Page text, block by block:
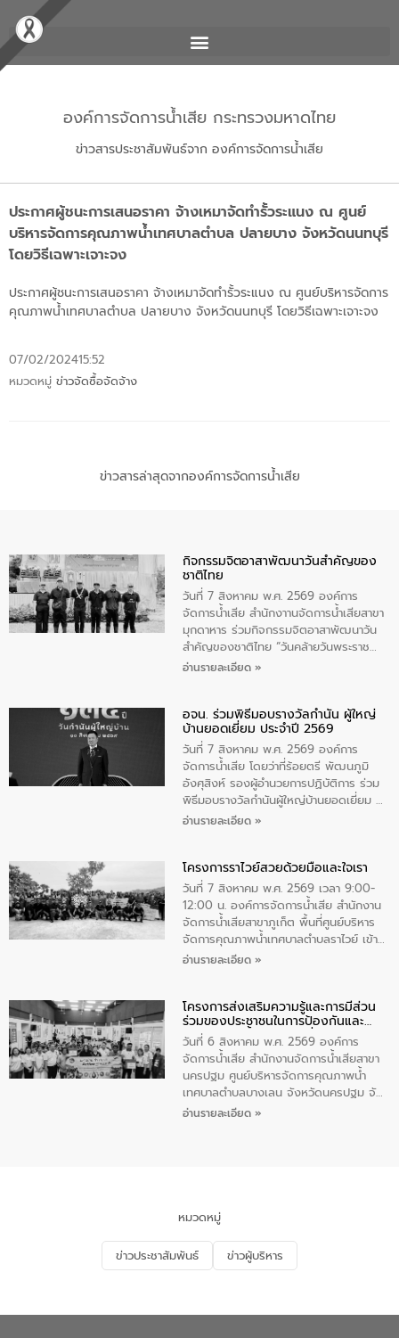
องค์การจัดการน้ำเสีย กระทรวงมหาดไทย
ข่าวสารประชาสัมพันธ์จาก องค์การจัดการน้ำเสีย
ประกาศผู้ชนะการเสนอราคา จ้างเหมาจัดทำรั้วระแนง ณ ศูนย์
บริหารจัดการคุณภาพน้ำเทศบาลตำบล ปลายบาง จังหวัดนนทบุรี
โดยวิธีเฉพาะเจาะจง
ประกาศผู้ชนะการเสนอราคา จ้างเหมาจัดทำรั้วระแนง ณ ศูนย์บริหารจัดการ
คุณภาพน้ำเทศบาลตำบล ปลายบาง จังหวัดนนทบุรี โดยวิธีเฉพาะเจาะจง
07/02/202415:52
หมวดหมู่ ข่าวจัดซื้อจัดจ้าง
ข่าวสารล่าสุดจากองค์การจัดการน้ำเสีย
กิจกรรมจิตอาสาพัฒนาวันสําคัญของ
ชาติไทย
วันที่ 7 สิงหาคม พ.ศ. 2569 องค์การ
จัดการน้ำเสีย สำนักงาานจัดการน้ำเสียสาขา
มุกดาหาร ร่วมกิจกรรมจิตอาสาพัฒนาวัน
สําคัญของชาติไทย “วันคล้ายวันพระราช
สมภพ สมเด็จพระนางเจ้าสิริกิติ์พระบรม
ทิพย์คำ รองผู้ว่าราชการจังหวัดมุกดาหาร
เป็นประธานในพิธี ณ เรือนจําชั่วคราวนาโสก
ตําบลนาโสก อําเภอเมืองมุกดาหาร จังหวัด
มุกดาหาร โดยในกิจกรรมได้ร่วมปลูกป่า และ
ทําความสะอาดภายในบริเวณ จัดกิจกรรม
เพื่อถวายเป็นพระราชกุศล สมเด็จพระนาง
เจ้าสิริกิติ์พระบรมราชินีนาถ พระบรมราช
อ่านรายละเอียด »
อจน. ร่วมพิธีมอบรางวัลกำนัน ผู้ใหญ่
บ้านยอดเยี่ยม ประจำปี 2569
วันที่ 7 สิงหาคม พ.ศ. 2569 องค์การ
จัดการน้ำเสีย โดยว่าที่ร้อยตรี พัฒนภูมิ
อังศุสิงห์ รองผู้อำนวยการปฏิบัติการ ร่วม
พิธีมอบรางวัลกำนันผู้ใหญ่บ้านยอดเยี่ยม ณ
ทำเนียบรัฐบาล โดยมีนายอนุทิน ชาญวีรกูล
ทองคำและประกาศเกียรติคุณให้แก่ กำนัน
ผู้ใหญ่บ้านยอดเยี่ยม พร้อมกล่าวชื่นชม ให้
โอวาท และมอบนโยบาย
อ่านรายละเอียด »
โครงการราไวย์สวยด้วยมือและใจเรา
วันที่ 7 สิงหาคม พ.ศ. 2569 เวลา 9:00-
12:00 น. องค์การจัดการน้ำเสีย สำนักงาน
จัดการน้ำเสียสาขาภูเก็ต พื้นที่ศูนย์บริหาร
จัดการคุณภาพน้ำเทศบาลตำบลราไวย์ เข้า
ร่วมโครงการราไวย์สวยด้วยมือและใจเรา
ประชาชน ตัวแทนจากโรงแรมต่างๆ ในเขต
เทศบาลตำบลราไวย์ ศูนย์บริหารจัดการ
คุณภาพน้ำเทศบาลตำบลราไวย์ นำโดยนาย
น้อย แก้วเศษ ผู้จัดการสำนักงานจัดการน้ำ
เสียสาขาภูเก็ต พร้อมด้วยเจ้าหน้าที่ จำนวน
5 คน ร่วมทำกิจกรรม ทำความสะอาด
ชายหาดและแหล่งท่องเที่ยว ณ บริเวณ
อ่านรายละเอียด »
โครงการส่งเสริมความรู้และการมีส่วน
ร่วมของประชาชนในการป้องกันและ
แก้ไขปัญหาน้ำเสียอย่างยั่งยืน
วันที่ 6 สิงหาคม พ.ศ. 2569 องค์การ
จัดการน้ำเสีย สำนักงานจัดการน้ำเสียสาขา
นครปฐม ศูนย์บริหารจัดการคุณภาพน้ำ
เทศบาลตำบลบางเลน จังหวัดนครปฐม จัด
กิจกรรมภายใต้โครงการส่งเสริมความรู้และ
จัดการน้ำเสียและสร้างจิตสำนึกในการ
อนุรักษ์สิ่งแวดล้อม ในหัวข้อ “น้ำเสียชุมชน
และการบำบัดน้ำเสียเบื้องต้น” โดยให้ความรู้
เกี่ยวกับสาเหตุและผลกระทบของน้ำเสีย
ณ เทศบาลตำบลบางเลน จังหวัดนครปฐม
อ่านรายละเอียด »
หมวดหมู่
ข่าวประชาสัมพันธ์ ข่าวผู้บริหาร